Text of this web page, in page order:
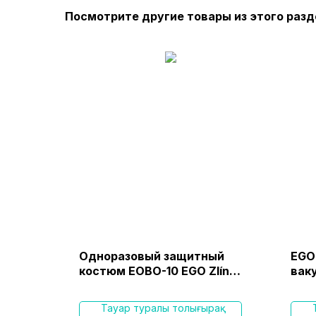
Посмотрите другие товары из этого
Одноразовый защитный
костюм EOBO-10 EGO Zlín
Тауар туралы толығырақ